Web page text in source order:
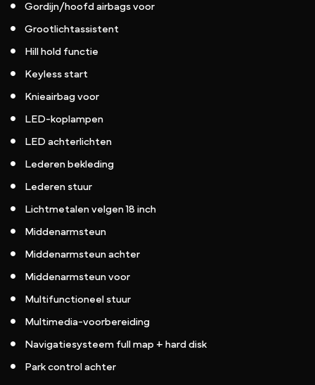
Gordijn/hoofd airbags voor
Grootlichtassistent
Hill hold functie
Keyless start
Knieairbag voor
LED-koplampen
LED achterlichten
Lederen bekleding
Lederen stuur
Lichtmetalen velgen 18 inch
Middenarmsteun
Middenarmsteun achter
Middenarmsteun voor
Multifunctioneel stuur
Multimedia-voorbereiding
Navigatiesysteem full map + hard disk
Park control achter